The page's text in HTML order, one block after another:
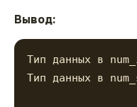
Вывод:
Тип данных в
Тип данных в